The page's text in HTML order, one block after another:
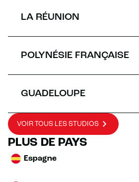
LA RÉUNION
POLYNÉSIE FRANÇAISE
GUADELOUPE
VOIR TOUS LES STUDIOS
PLUS DE PAYS
Espagne